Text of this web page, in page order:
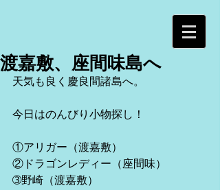
渡嘉敷、座間味島へ
天気も良く慶良間諸島へ。
今日はのんびり小物探し！
①アリガー（渡嘉敷）
②ドラゴンレディー（座間味）
➂野崎（渡嘉敷）